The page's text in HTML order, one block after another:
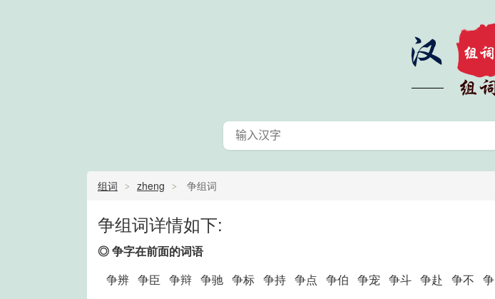
组词 zheng 争组词
争组词详情如下:
◎ 争字在前面的词语
争辨 争臣 争辩 争驰 争标 争持 争点 争伯 争宠 争斗 争赴 争不 争